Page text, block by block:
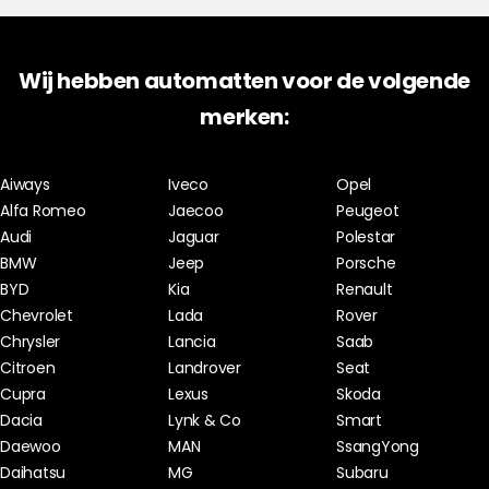
Wij hebben automatten voor de volgende
merken:
Aiways
Alfa Romeo
Audi
BMW
BYD
Chevrolet
Chrysler
Citroen
Cupra
Dacia
Daewoo
Daihatsu
Iveco
Jaecoo
Jaguar
Jeep
Kia
Lada
Lancia
Landrover
Lexus
Lynk & Co
MAN
MG
Opel
Peugeot
Polestar
Porsche
Renault
Rover
Saab
Seat
Skoda
Smart
SsangYong
Subaru